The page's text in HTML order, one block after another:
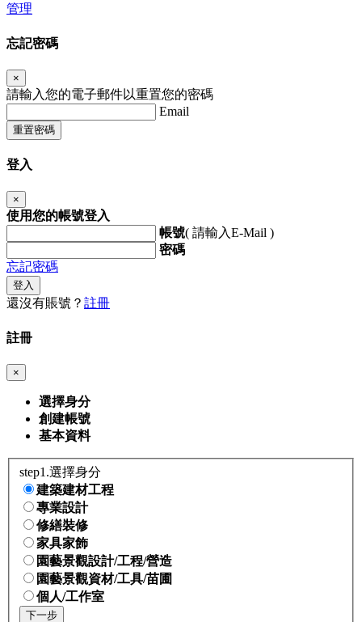
管理
忘記密碼
×
請輸入您的電子郵件以重置您的密碼
Email
重置密碼
登入
×
使用您的帳號登入
帳號( 請輸入E-Mail )
密碼
忘記密碼
登入
還沒有賬號？ 註冊
註冊
×
選擇身分
創建帳號
基本資料
step1.選擇身分
建築建材工程
專業設計
修繕裝修
家具家飾
園藝景觀設計/工程/營造
園藝景觀資材/工具/苗圃
個人/工作室
下一步